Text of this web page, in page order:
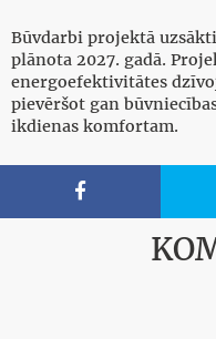
Būvdarbi projektā
plānota 2027. gadā.
energoefektivitātes
pievēršot gan
ikdienas komfortam.
